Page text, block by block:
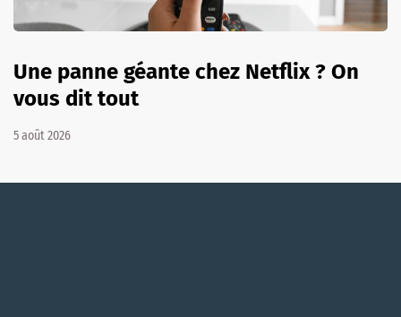
Une panne géante chez Netflix ? On
vous dit tout
5 août 2026